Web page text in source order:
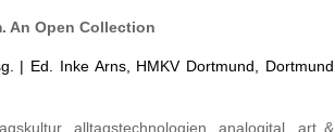
An Open Collection
| Ed. Inke Arns, HMKV Dortmund, Dortmund
, alltagstechnologien ,analogital
art &